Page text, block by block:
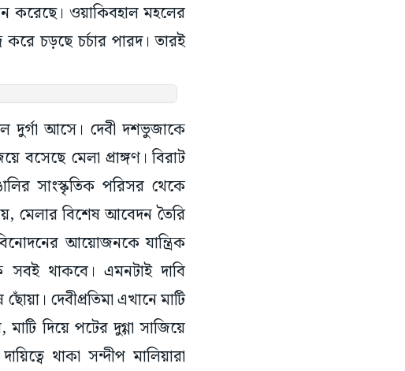
করেছে। ওয়াকিবহাল মহলের
চড়ছে চর্চার পারদ। তারই
দুর্গা আসে। দেবী দশভুজাকে
বসেছে মেলা প্রাঙ্গণ। বিরাট
সাংস্কৃতিক পরিসর থেকে
মেলার বিশেষ আবেদন তৈরি
আয়োজনকে যান্ত্রিক
সবই থাকবে। এমনটাই দাবি
দেবীপ্রতিমা এখানে মাটি
দিয়ে পটের দুগ্গা সাজিয়ে
থাকা সন্দীপ মালিয়ারা